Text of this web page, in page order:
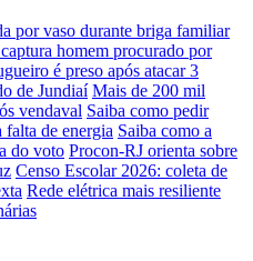
por vaso durante briga familiar
homem procurado por
é preso após atacar 3
de Jundiaí Mais de 200 mil
vendaval Saiba como pedir
falta de energia Saiba como a
do voto Procon-RJ orienta sobre
Censo Escolar 2026: coleta de
Rede elétrica mais resiliente